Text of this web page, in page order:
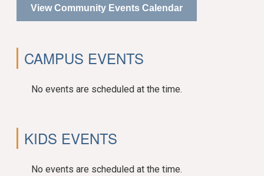
View Community Events Calendar
CAMPUS EVENTS
No events are scheduled at the time.
KIDS EVENTS
No events are scheduled at the time.